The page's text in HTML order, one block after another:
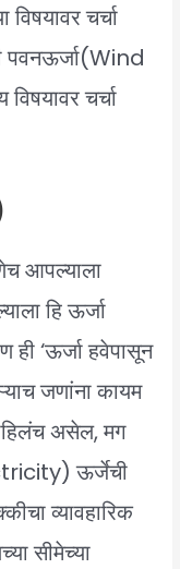
चर्चा
पवनऊर्जा(Wind
चर्चा
आपल्याला
हि ऊर्जा
‘ऊर्जा हवेपासून
जणांना कायम
असेल, मग
ऊर्जेची
व्यावहारिक
सीमेच्या